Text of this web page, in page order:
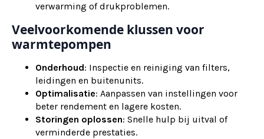
verwarming of drukproblemen.
Veelvoorkomende klussen voor
warmtepompen
Onderhoud: Inspectie en reiniging van filters,
leidingen en buitenunits.
Optimalisatie: Aanpassen van instellingen voor
beter rendement en lagere kosten.
Storingen oplossen: Snelle hulp bij uitval of
verminderde prestaties.